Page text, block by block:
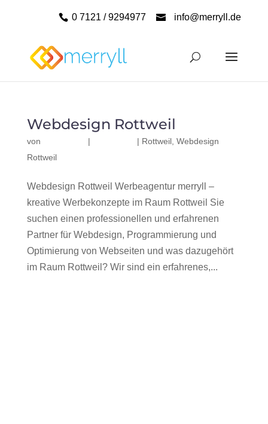
0 7121 / 9294977 info@merryll.de
Webdesign Rottweil
von | | Rottweil, Webdesign
Rottweil
Webdesign Rottweil Werbeagentur merryll –
kreative Werbekonzepte im Raum Rottweil Sie
suchen einen professionellen und erfahrenen
Partner für Webdesign, Programmierung und
Optimierung von Webseiten und was dazugehört
im Raum Rottweil? Wir sind ein erfahrenes,...